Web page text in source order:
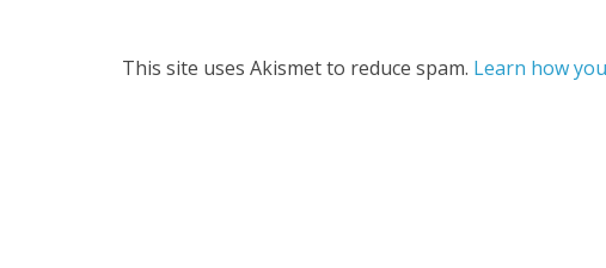
This site uses Akismet to reduce spam. Learn how